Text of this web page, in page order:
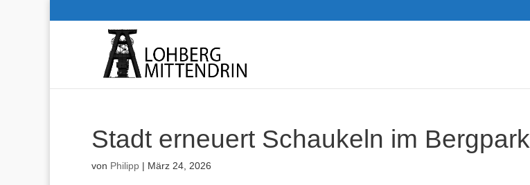
Stadt erneuert Schaukeln im Bergpark
von Philipp | März 24, 2026